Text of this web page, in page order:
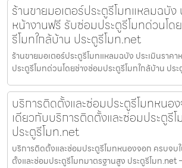
ร้านขายมอเตอร์ประตูรีโมทแหลมฉบัง
หน้างานฟรี รับซ่อมประตูรีโมทด่วนโด
รีโมทใกล้บ้าน ประตูรีโมท.net
ร้านขายมอเตอร์ประตูรีโมทแหลมฉบัง ประเมินราค
ประตูรีโมทด่วนโดยช่างซ่อมประตูรีโมทใกล้บ้าน ปร
บริการติดตั้งและซ่อมประตูรีโมทหนอ
เดียวกับบริการติดตั้งและซ่อมประตูรี
ประตูรีโมท.net
บริการติดตั้งและซ่อมประตูรีโมทหนองจอก ครบจบ
ตั้งและซ่อมประตูรีโมทมาตรฐานสูง ประตูรีโมท.net